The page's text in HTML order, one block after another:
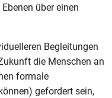
über einen
Begleitungen
die Menschen an
formale
gefordert sein,